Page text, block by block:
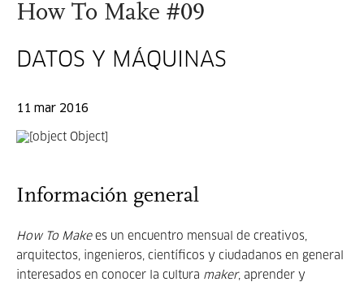
How To Make #09
DATOS Y MÁQUINAS
11 mar 2016
Información general
How To Makees un encuentro mensual de creativos,
arquitectos, ingenieros, científicos y ciudadanos en general
interesados en conocer la cultura maker, aprender y